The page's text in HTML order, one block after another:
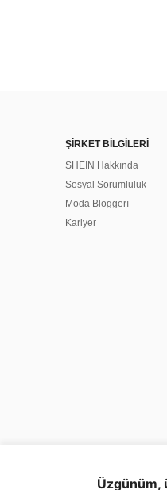
ŞİRKET BİLGİLERİ
SHEIN Hakkında
Sosyal Sorumluluk
Moda Bloggerı
Kariyer
Fikri Mülkiyet
Künye
Üzgünüm,